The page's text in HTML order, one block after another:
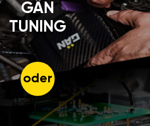
GÄN
TUNING
oder